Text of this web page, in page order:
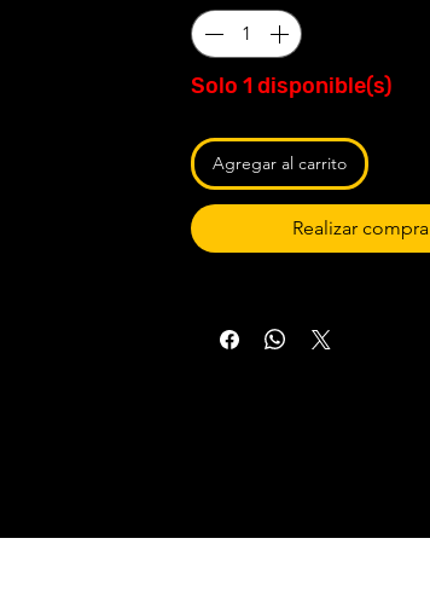
Solo 1 disponible(s)
Agregar al carrito
Realizar compra